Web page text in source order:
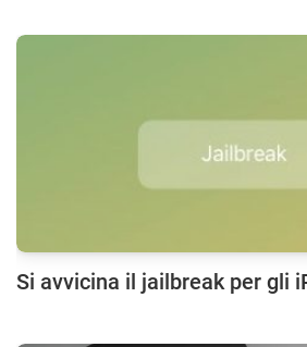
Si avvicina il jailbreak per gli